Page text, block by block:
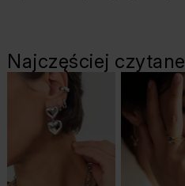
Najczęściej czytane